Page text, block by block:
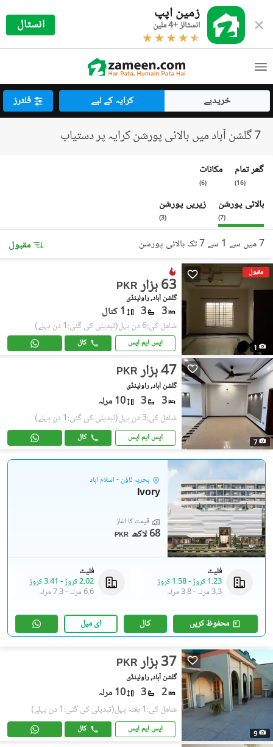
زمین اپپ
انسٹالز +4 ملین انسٹال
خریدیے کرایہ کے لیے فلٹرز
7 گلشن آباد میں بالائی پورشن کرایہ پر دستیاب
گھر تمام
(
16
)
مکانات
(
6
)
بالائی پورشن
(
7
)
زیریں پورشن
(
3
)
7 میں سے 1 سے 7 تک بالائی پورشن مقبول
مقبول
1
PKR 63 ہزار
گلشن آباد, راولپنڈی
3
3 1 کنال
شامل کی:6 دن پہل (تبدیلی کی گئی:1 دن پہلے)
ایس ایم ایس کال
7
PKR 47 ہزار
گلشن آباد, راولپنڈی
3
3 10 مرلہ
شامل کی:3 دن پہل (تبدیلی کی گئی:1 دن پہلے)
ایس ایم ایس کال
بحریہ ٹاؤن - اسلام آباد
Ivory
قیمت کا آغاز
PKR 68 لاکھ
فلیٹ
1.23 کروڑ
-1.58 کروڑ
3.3 مرلہ
-3.8 مرلہ
فلیٹ
2.02 کروڑ
- 3.41 کروڑ
6.6 مرلہ
-7.3 مرلہ
محفوظ کریں کال ای میل
9
PKR 37 ہزار
گلشن آباد, راولپنڈی
2
3 10 مرلہ
شامل کی:1 ہفتہ پہل (تبدیلی کی گئی:1 دن پہلے)
ایس ایم ایس کال